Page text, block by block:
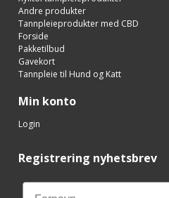
Andre produkter
Tannpleieprodukter med CBD
Forside
Pakketilbud
Gavekort
Tannpleie til Hund og Katt
Min konto
Login
Registrering nyhetsbrev